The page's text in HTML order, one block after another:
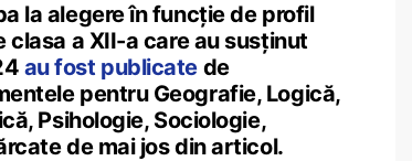
la alegere în funcție de profil
a XII-a care au susținut
au fost publicatede
pentru Geografie, Logică,
Psihologie, Sociologie,
de mai jos din articol.